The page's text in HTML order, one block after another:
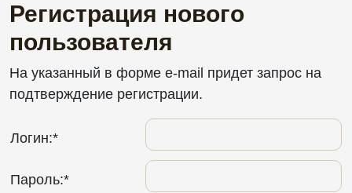
Регистрация нового
пользователя
На указанный в форме e-mail придет запрос на
подтверждение регистрации.
Логин:*
Пароль:*